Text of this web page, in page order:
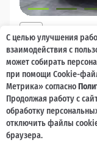
LADA Largus
Есть предложение?
Улучшим! Ваш
2 017 000 ₽
1 477 600₽
С целью улучшения
взаимодействия с
может собирать
при помощи Cookie-
Метрика» согласно
Продолжая работу с
обработку
отключить файлы
браузера.